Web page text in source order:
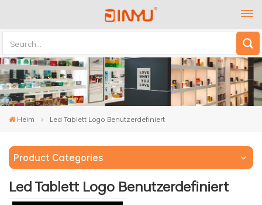
Heim Led Tablett Logo Benutzerdefiniert
Product Categories
Led Tablett Logo Benutzerdefiniert